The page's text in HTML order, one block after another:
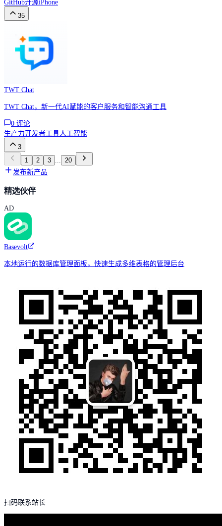
GitHub开源iPhone
35
TWT Chat
TWT Chat，新一代AI赋能的客户服务和智能沟通工具
0 评论
生产力开发者工具人工智能
3
1
2 3 ... 20
发布新产品
精选伙伴
AD
Basevolt
本地运行的数据库管理面板，快速生成多维表格的管理后台
扫码联系站长